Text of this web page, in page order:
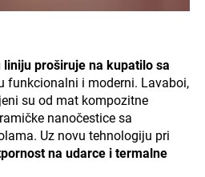
proširuje na kupatilo sa
funkcionalni i moderni. Lavaboi,
su od mat kompozitne
nanočestice sa
Uz novu tehnologiju pri
na udarce i termalne